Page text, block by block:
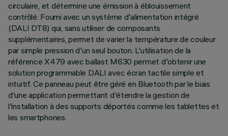
circulaire, et détermine une émission à éblouissement
contrôlé. Fourni avec un système d'alimentation intégré
(DALI DT8) qui, sans utiliser de composants
supplémentaires, permet de varier la température de couleur
par simple pression d'un seul bouton. L'utilisation de la
référence X479 avec ballast M630 permet d'obtenir une
solution programmable DALI avec écran tactile simple et
intuitif. Ce panneau peut être géré en Bluetooth par le biais
d'une application permettant d'étendre la gestion de
l'installation à des supports déportés comme les tablettes et
les smartphones.